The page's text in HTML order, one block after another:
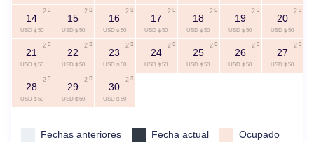
14
USD $ 50
2
15
USD $ 50
2
16
USD $ 50
2
17
USD $ 50
2
18
USD $ 50
2
19
USD $ 50
2
20
USD $ 50
2
21
USD $ 50
2
22
USD $ 50
2
23
USD $ 50
2
24
USD $ 50
2
25
USD $ 50
2
26
USD $ 50
2
27
USD $ 50
2
28
USD $ 50
2
29
USD $ 50
2
30
USD $ 50
2
Fechas anteriores Fecha actual Ocupado